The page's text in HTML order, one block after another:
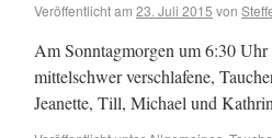
Veröffentlicht am 23. Juli 2015 von
Am Sonntagmorgen um 6:30
mittelschwer verschlafene,
Jeanette, Till, Michael und